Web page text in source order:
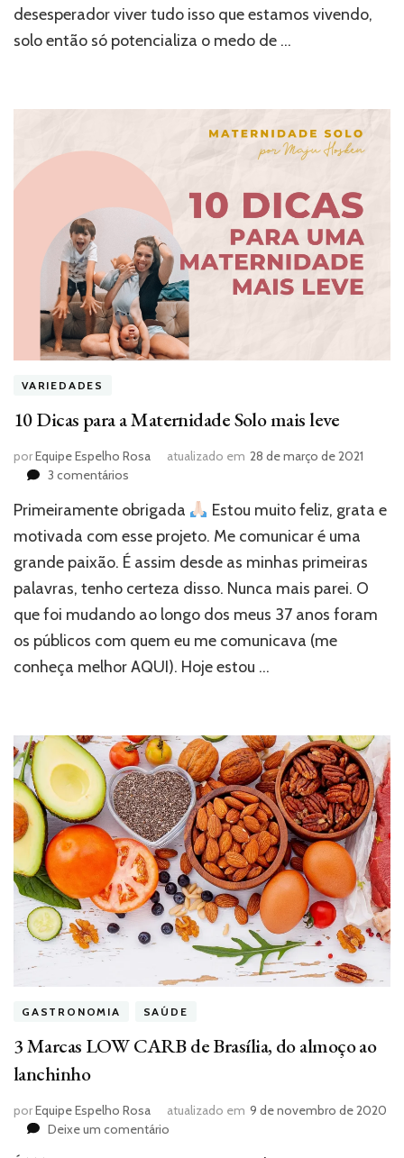
desesperador viver tudo isso que estamos vivendo,
solo então só potencializa o medo de …
VARIEDADES
10 Dicas para a Maternidade Solo mais leve
porEquipe Espelho Rosa atualizado em 28 de março de 2021
3 comentários
Dicas
para
a
Maternidade
Solo
leve
Primeiramente obrigada
Estou muito feliz, grata e
motivada com esse projeto. Me comunicar é uma
grande paixão. É assim desde as minhas primeiras
palavras, tenho certeza disso. Nunca mais parei. O
que foi mudando ao longo dos meus 37 anos foram
os públicos com quem eu me comunicava (me
conheça melhor AQUI). Hoje estou …
GASTRONOMIA SAÚDE
3 Marcas LOW CARB de Brasília, do almoço ao
lanchinho
porEquipe Espelho Rosa atualizado em 9 de novembro de 2020
Deixe um comentário